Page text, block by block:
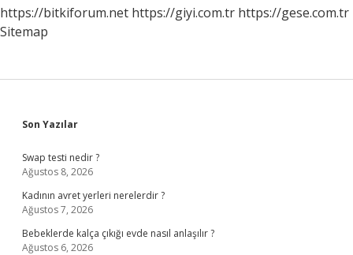
https://bitkiforum.net https://giyi.com.tr https://gese.com.tr
Sitemap
Sidebar
Son Yazılar
Swap testi nedir ?
Ağustos 8, 2026
Kadının avret yerleri nerelerdir ?
Ağustos 7, 2026
Bebeklerde kalça çıkığı evde nasıl anlaşılır ?
Ağustos 6, 2026